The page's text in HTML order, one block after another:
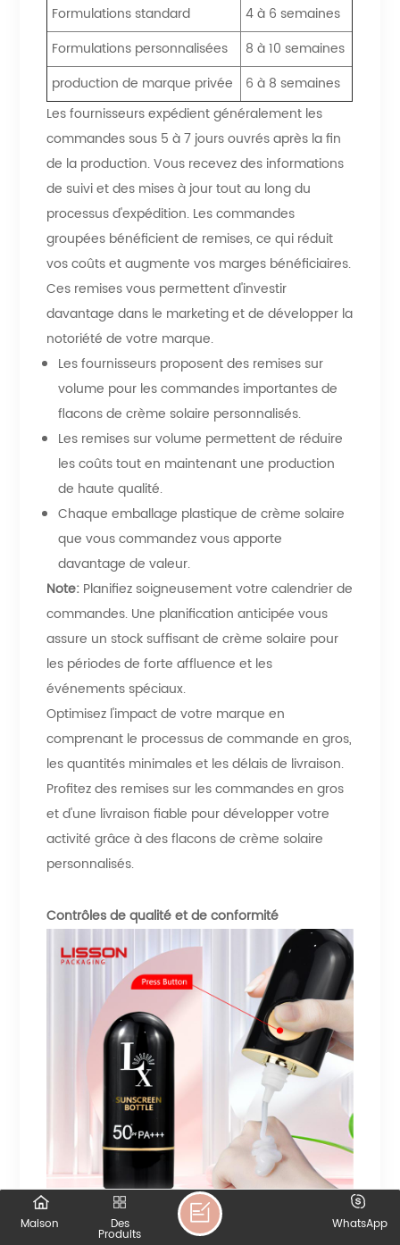
Formulations standard
4 à 6 semaines
Formulations personnalisées
8 à 10 semaines
production de marque privée
6 à 8 semaines
Les fournisseurs expédient généralement les
commandes sous 5 à 7 jours ouvrés après la fin
de la production. Vous recevez des informations
de suivi et des mises à jour tout au long du
processus d'expédition. Les commandes
groupées bénéficient de remises, ce qui réduit
vos coûts et augmente vos marges bénéficiaires.
Ces remises vous permettent d'investir
davantage dans le marketing et de développer la
notoriété de votre marque.
Les fournisseurs proposent des remises sur
volume pour les commandes importantes de
flacons de crème solaire personnalisés.
Les remises sur volume permettent de réduire
les coûts tout en maintenant une production
de haute qualité.
Chaque emballage plastique de crème solaire
que vous commandez vous apporte
davantage de valeur.
Note: Planifiez soigneusement votre calendrier de
commandes. Une planification anticipée vous
assure un stock suffisant de crème solaire pour
les périodes de forte affluence et les
événements spéciaux.
Optimisez l'impact de votre marque en
comprenant le processus de commande en gros,
les quantités minimales et les délais de livraison.
Profitez des remises sur les commandes en gros
et d'une livraison fiable pour développer votre
activité grâce à des flacons de crème solaire
personnalisés.
Contrôles de qualité et de conformité
Maison Des
Produits
WhatsApp